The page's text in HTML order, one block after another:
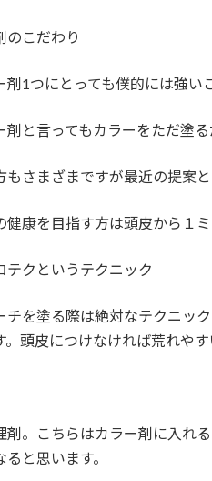
こだわり
剤1つにとっても僕的には強い
剤と言ってもカラーをただ塗る
もさまざまですが最近の提案
健康を目指す方は頭皮から１
クというテクニック
チを塗る際は絶対なテクニッ
。頭皮につけなければ荒れや
。こちらはカラー剤に入れ
ると思います。